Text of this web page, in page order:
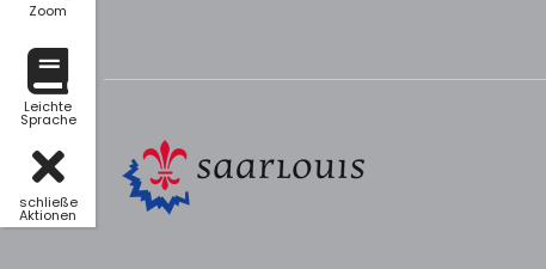
Zoom
Leichte
Sprache
schließe
Aktionen